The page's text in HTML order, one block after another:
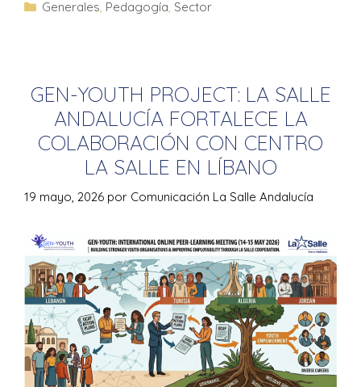
Generales, Pedagogía, Sector
GEN-YOUTH PROJECT: LA SALLE
ANDALUCÍA FORTALECE LA
COLABORACIÓN CON CENTRO
LA SALLE EN LÍBANO
19 mayo, 2026 por Comunicación La Salle Andalucía